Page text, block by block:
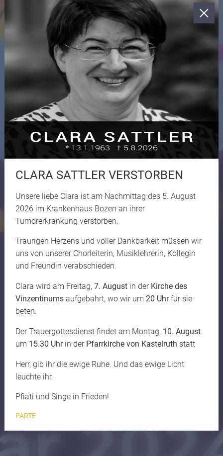
CLARA SATTLER VERSTORBEN
Unsere liebe Clara ist am Nachmittag des 5. August
2026 im Krankenhaus Bozen an ihrer
Tumorerkrankung verstorben.
Traurigen Herzens und voller Dankbarkeit müssen wir
uns von unserer Chorleiterin, Musiklehrerin, Kollegin
und Freundin verabschieden.
Clara wird am Freitag, 7. Augustin der Kirche des
Vinzentinumsaufgebahrt, wo wir um 20 Uhrfür sie
beten.
Der Trauergottesdienst findet am Montag, 10. August
um 15.30 Uhrin der Pfarrkirche von Kastelruth statt
Herr, gib ihr die ewige Ruhe. Und das ewige Licht
leuchte ihr.
Pfiati und Singe in Frieden!
PARTE